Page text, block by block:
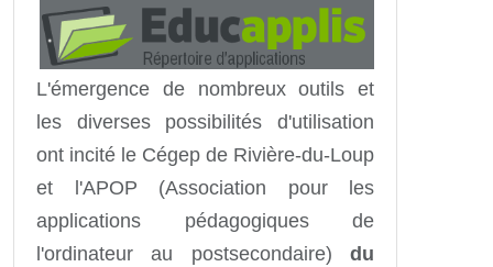
L'émergence de nombreux outils et
les diverses possibilités d'utilisation
ont incité le Cégep de Rivière-du-Loup
et l'APOP (Association pour les
applications pédagogiques de
l'ordinateur au postsecondaire) du